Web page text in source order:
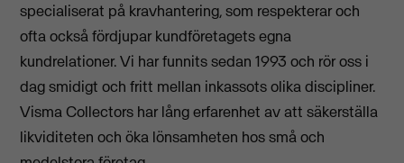
specialiserat på kravhantering, som respekterar och
ofta också fördjupar kundföretagets egna
kundrelationer. Vi har funnits sedan 1993 och rör oss i
dag smidigt och fritt mellan inkassots olika discipliner.
Visma Collectors har lång erfarenhet av att säkerställa
likviditeten och öka lönsamheten hos små och